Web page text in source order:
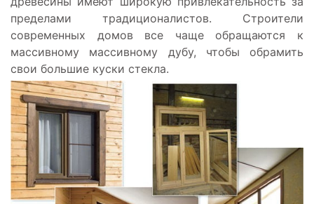
пределами традиционалистов. Строители
современных домов все чаще обращаются к
массивному массивному дубу, чтобы обрамить
свои большие куски стекла.